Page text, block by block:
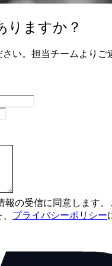
りますか？
い。担当チームよりご
報の受信に同意します
プライバシーポリシー